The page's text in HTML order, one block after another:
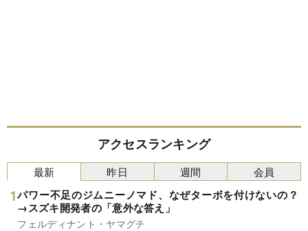
アクセスランキング
最新
パワー不足のジムニーノマド、なぜターボを付けないの？
→スズキ開発者の「意外な答え」
フェルディナント・ヤマグチ
昨日 週間 会員